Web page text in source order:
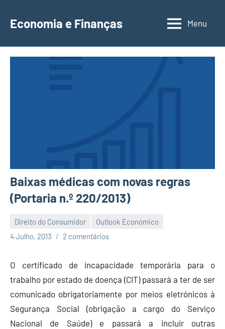
para
conteúdo
Economia e Finanças
Depósitos
Menu
Baixas médicas com novas regras
(Portaria n.º 220/2013)
Direito do Consumidor
Outlook Económico
4 Julho, 2013
Economia
Finanças
2 comentários
O certificado de incapacidade temporária para o
trabalho por estado de doença (CIT) passará a ter de ser
comunicado obrigatoriamente por meios eletrónicos à
Segurança Social (obrigação a cargo do Serviço
Nacional de Saúde) e passará a incluir outras